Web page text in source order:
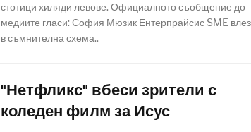
стотици хиляди левове. Официалното съобщение до
медиите гласи: София Мюзик Ентерпрайсис SME
в съмнителна схема..
"Нетфликс" вбеси зрители с
коледен филм за Исус